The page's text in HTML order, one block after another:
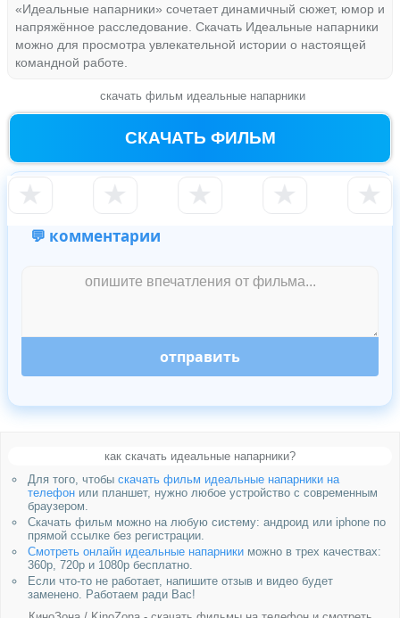
«Идеальные напарники» сочетает динамичный сюжет, юмор и
напряжённое расследование. Скачать Идеальные напарники
можно для просмотра увлекательной истории о настоящей
командной работе.
скачать фильм идеальные напарники
СКАЧАТЬ ФИЛЬМ
★ ★ ★ ★ ★
💬 комментарии
отправить
как скачать идеальные напарники?
Для того, чтобы скачать фильм идеальные напарники на
телефонили планшет, нужно любое устройство с современным
браузером.
Скачать фильм можно на любую систему: андроид или iphone по
прямой ссылке без регистрации.
Смотреть онлайн идеальные напарникиможно в трех качествах:
360p, 720p и 1080p бесплатно.
Если что-то не работает, напишите отзыв и видео будет
заменено. Работаем ради Вас!